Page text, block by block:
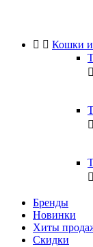
  Кошки и



Бренды
Новинки
Хиты
Скидки